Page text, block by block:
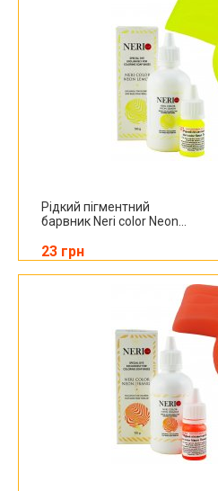
Рідкий пігментний
барвник Neri color Neon...
23 грн